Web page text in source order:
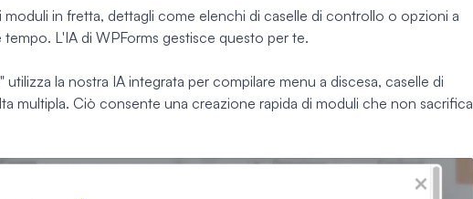
in fretta, dettagli come elenchi di caselle di controllo o opzioni a
L'IA di WPForms gestisce questo per te.
la nostra IA integrata per compilare menu a discesa, caselle di
multipla. Ciò consente una creazione rapida di moduli che non sacrifica